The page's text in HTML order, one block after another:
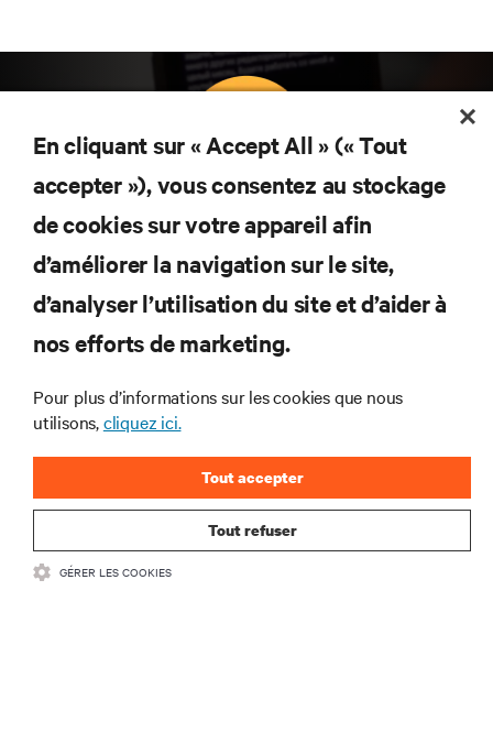
Abonnez-vous pour connaître les dernières
tendances technologiques
Recevez régulièrement l’actualité sur les sujets les
plus importants du secteur, ainsi que les dernières
interventions et avis de nos experts sur la gestion,
l’alimentation et le refroidissement des data centers
et des infrastructures informatiques critiques.
S’INSCRIRE MAINTENANT
En cliquant sur « Accept All » (« Tout
accepter »), vous consentez au stockage
de cookies sur votre appareil afin
d’améliorer la navigation sur le site,
d’analyser l’utilisation du site et d’aider à
nos efforts de marketing.
Pour plus d’informations sur les cookies que nous
utilisons,cliquez ici.
Tout refuser
Tout accepter
GÉRER LES COOKIES